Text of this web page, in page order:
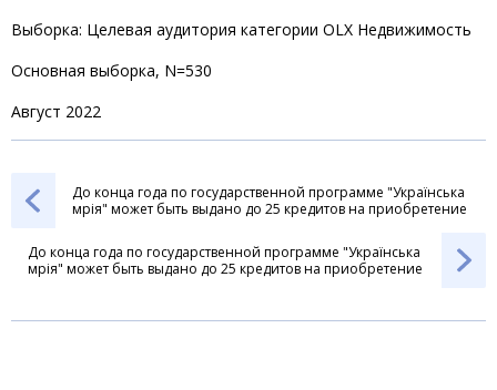
Выборка: Целевая аудитория категории OLX Недвижимость
Основная выборка, N=530
Август 2022
До конца года по государственной программе "Українська
мрія" может быть выдано до 25 кредитов на приобретение
До конца года по государственной программе "Українська
мрія" может быть выдано до 25 кредитов на приобретение